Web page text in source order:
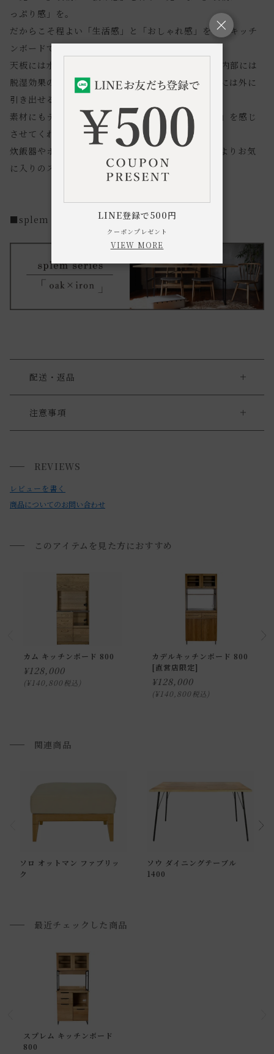
っぷり感」を。
だからこそ程よい「生活感」と「おしゃれ感」をこのキッチ
ンボードで実現してみませんか。
天板には水気や湿気に強いポリ合板を使用し、抽出内部には
脱湿効果のある桐材を、炊飯器を設置するスペースには外に
引き出せるスライドレールを仕込んでいます。
素材にもデザインにもこだわり、「自分たちらしさ」を感じ
させてくれるキッチンボード。
炊飯器やポット、ケトルなどを置いて、キッチンをよりお気
に入りのスペースに。
■splem series（スプレムシリーズ）はこちら
配送・返品
大型商品をご購入の際の注意点
搬入経路によっては、建物入り口や通路のサイズにより、 商
品を設置場所に搬入ができない場合がございます。
必ず商品サイズ、搬入経路をご確認下さい。
送料について
送料について
家具の場合、送料は1台ごとにかかります。
北海道・沖縄・離島への配送は別途お見積もりさせていただ
きます。
ご注文内容確認後、送料を追加し、ご注文確認メールをお送
通常配送について
※室内への搬入、設置、商品組み立てサービスは行っており
お届けする建物、および周囲の状況により、お客様に商品の
搬入のお手伝いをお願いさせて頂く場合がございます。
下さい。
上記対応が難しい場合は、搬入・組み立て・設置を行う「 開
開梱設置配送の場合、お品物をお客様のお部屋までお届け
し、専用スタッフが商品の組み立てを行います。
開梱設置を選択された場合は代金引換はご利用頂けません。
プルダウンからお住まいの地域の「開梱設置送料」をお選び
頂き、ご注文下さい。
注意事項
させて頂きます。
・ご使用頂く前にお客様にて組み立てて下さいます様よろし
くお願い致します。
・炊飯器等蒸気の出るものは、引き出した状態のスライド部
分に置いてお使い下さい。
下収納部分の上に置いたり、スライド部分を引き出さずにお
使いになると、キッチンボードが傷む恐れがあります。
・お使いのPC画面等や光の環境によっては、掲載の画像と実
際の商品とで色の見え方が異なることもございます。ご了承
REVIEWS
レビューを書く
商品についてのお問い合わせ
このアイテムを見た方におすすめ
カム キッチンボード 800
¥128,000
¥140,800 税込
カデルキッチンボード 800
[直営店限定]
¥128,000
¥140,800 税込
関連商品
ソロ オットマン ファブリッ
ク
ソウ ダイニングテーブル
1400
最近チェックした商品
スプレム キッチンボード
800
LINE登録で500円
クーポンプレゼント
VIEW MORE